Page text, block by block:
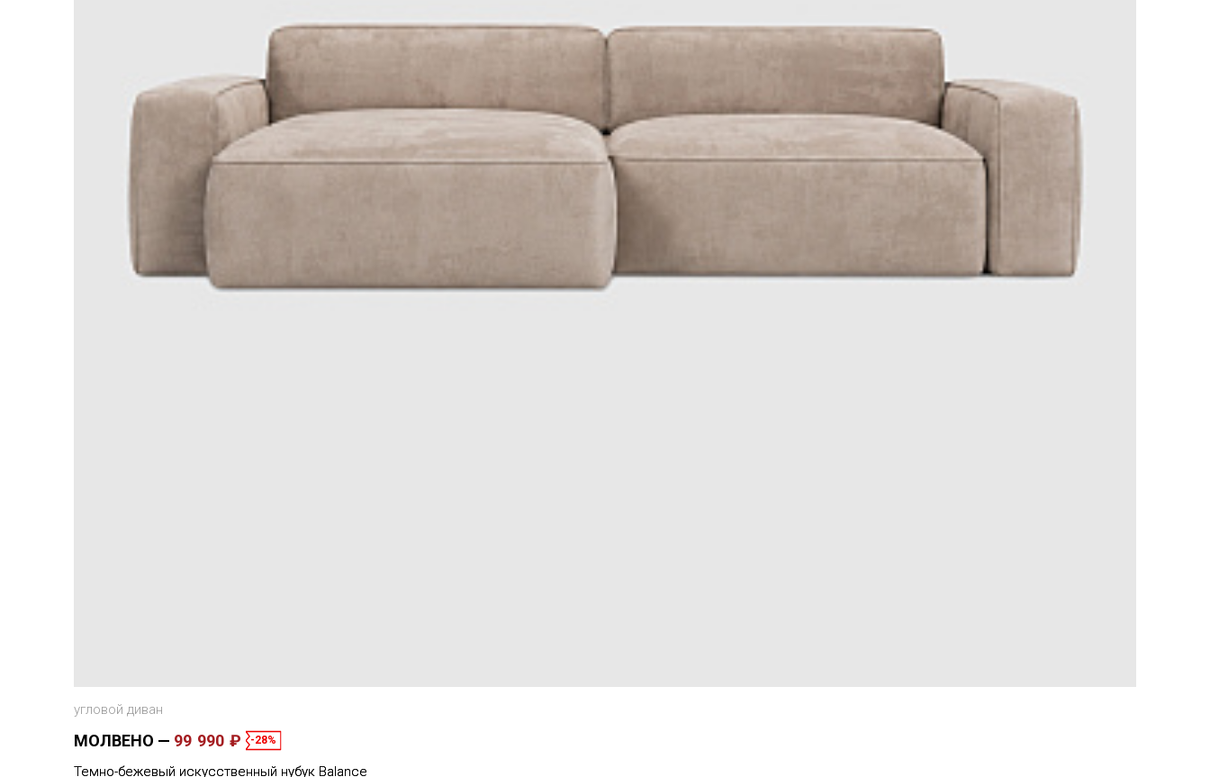
угловой диван
МОЛВЕНО 99 990 ₽ -28%
Темно-бежевый искусственный нубук Balance